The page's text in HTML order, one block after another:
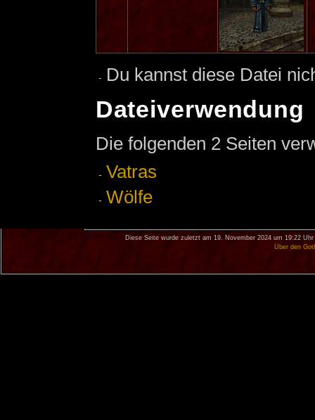
Du kannst diese Datei
Dateiverwendung
Die folgenden 2 Seiten
Vatras
Wölfe
Diese Seite wurde zuletzt am 19. November 2024 um 19:22 Uhr
Über den